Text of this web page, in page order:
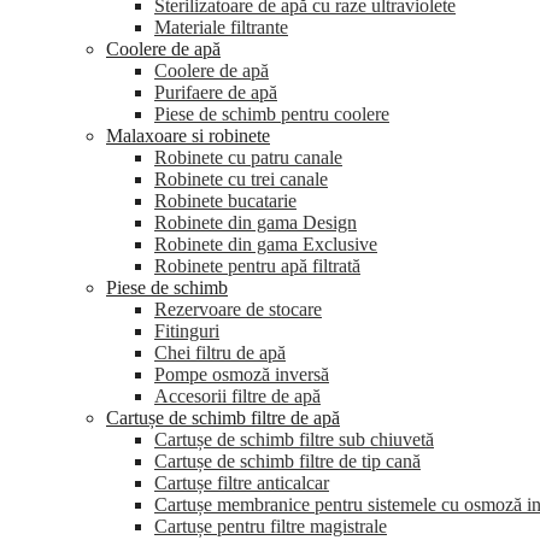
Sterilizatoare de apă cu raze ultraviolete
Materiale filtrante
Coolere de apă
Сoolere de apă
Purifaere de apă
Piese de schimb pentru coolere
Malaxoare si robinete
Robinete cu patru canale
Robinete cu trei canale
Robinete bucatarie
Robinete din gama Design
Robinete din gama Exclusive
Robinete pentru apă filtrată
Piese de schimb
Rezervoare de stocare
Fitinguri
Chei filtru de apă
Pompe osmoză inversă
Accesorii filtre de apă
Cartușe de schimb filtre de apă
Cartușe de schimb filtre sub chiuvetă
Cartușe de schimb filtre de tip cană
Cartușe filtre anticalcar
Cartușe membranice pentru sistemele cu osmoză
Cartușe pentru filtre magistrale